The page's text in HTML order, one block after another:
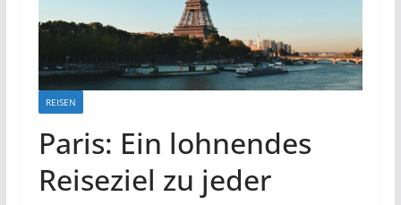
REISEN
Paris: Ein lohnendes
Reiseziel zu jeder